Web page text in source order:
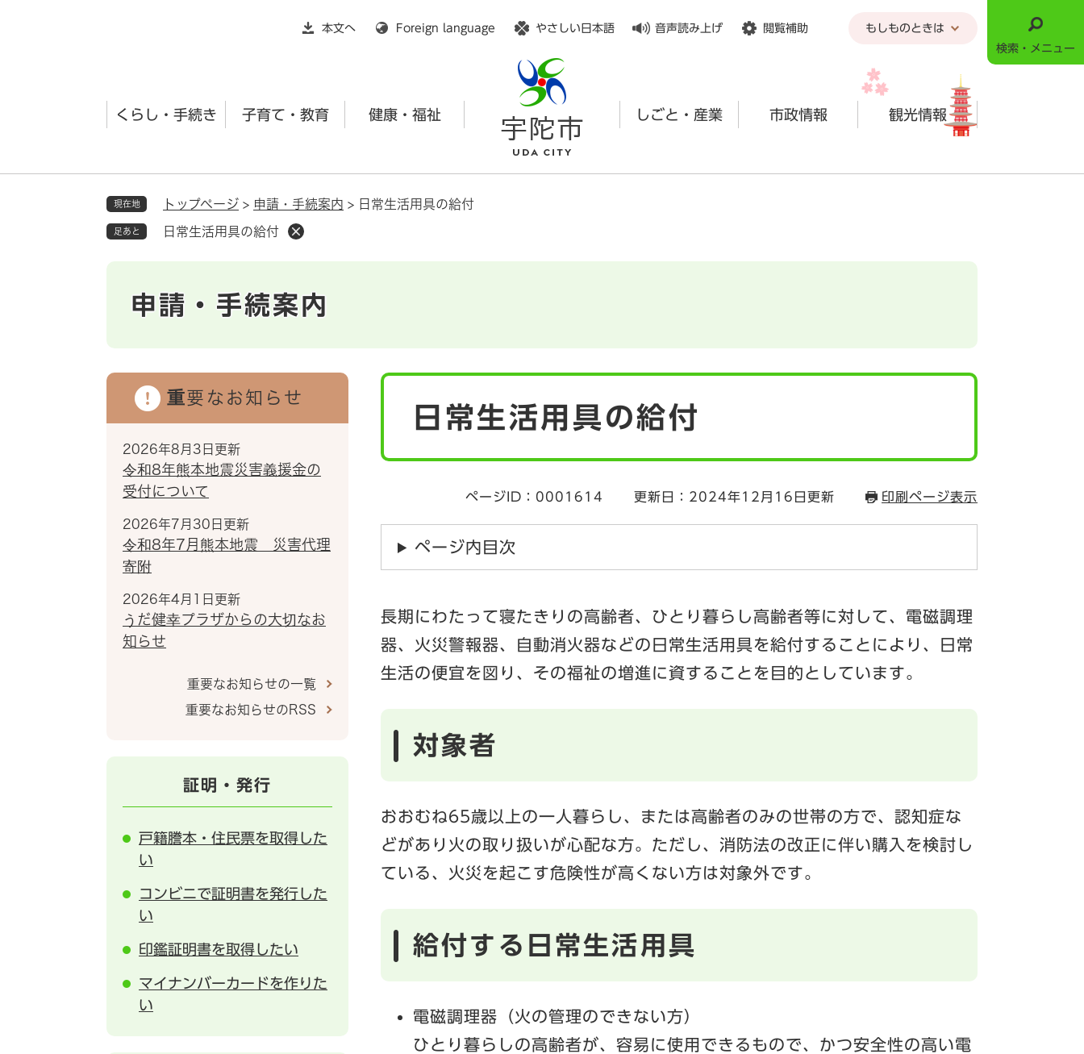
本文へ
Foreign language やさしい日本語 音声読み上げ 閲覧補助 もしものときは
くらし・手続き 子育て・教育 健康・福祉 しごと・産業 市政情報 観光情報
検索・メニュー
現在地 トップページ > 申請・手続案内 > 日常生活用具の給付
足あと 日常生活用具の給付
申請・手続案内
日常生活用具の給付
ページID：0001614 更新日：2024年12月16日更新 印刷ページ表示
ページ内目次
長期にわたって寝たきりの高齢者、ひとり暮らし高齢者等に対して、電磁調理
器、火災警報器、自動消火器などの日常生活用具を給付することにより、日常
生活の便宜を図り、その福祉の増進に資することを目的としています。
対象者
おおむね65歳以上の一人暮らし、または高齢者のみの世帯の方で、認知症な
どがあり火の取り扱いが心配な方。ただし、消防法の改正に伴い購入を検討し
ている、火災を起こす危険性が高くない方は対象外です。
給付する日常生活用具
電磁調理器（火の管理のできない方）
ひとり暮らしの高齢者が、容易に使用できるもので、かつ安全性の高い電
重要なお知らせ
2026年8月3日更新
令和8年熊本地震災害義援金の
受付について
2026年7月30日更新
令和8年7月熊本地震 災害代理
寄附
2026年4月1日更新
うだ健幸プラザからの大切なお
知らせ
重要なお知らせの一覧
重要なお知らせのRSS
証明・発行
戸籍謄本・住民票を取得した
い
コンビニで証明書を発行した
い
印鑑証明書を取得したい
マイナンバーカードを作りた
い